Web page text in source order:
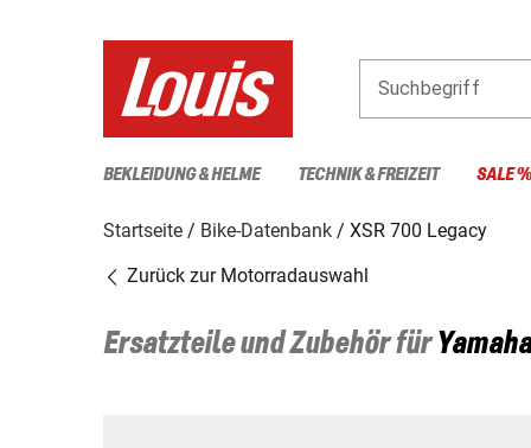
Suchbegriff
BEKLEIDUNG & HELME TECHNIK & FREIZEIT SALE %
Startseite Bike-Datenbank
XSR 700 Legacy
Zurück zur Motorradauswahl
Ersatzteile und Zubehör fürYamaha